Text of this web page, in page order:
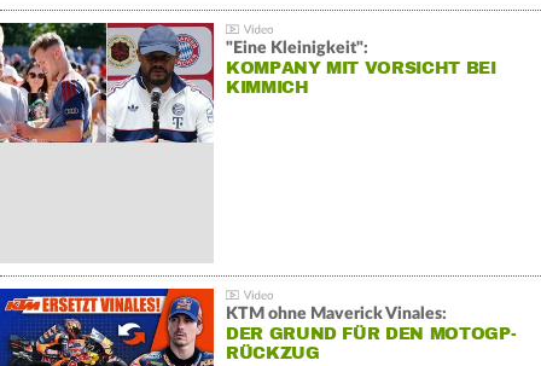
"Eine Kleinigkeit":
KOMPANY MIT VORSICHT BEI
KIMMICH
KTM ohne Maverick Vinales:
DER GRUND FÜR DEN MOTOGP-
RÜCKZUG